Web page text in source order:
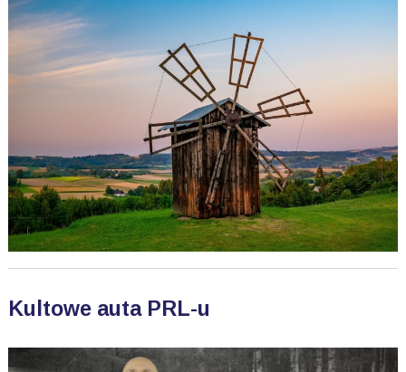
Kultowe auta PRL-u